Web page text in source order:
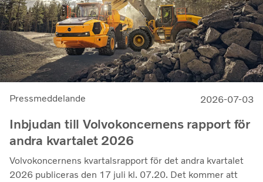
generera bra resultat genom konjunkturcykeln”, säger
Martin Lundstedt, vd och koncernchef.
Pressmeddelande 2026-07-03
Inbjudan till Volvokoncernens rapport för
andra kvartalet 2026
Volvokoncernens kvartalsrapport för det andra kvartalet
2026 publiceras den 17 juli kl. 07.20. Det kommer att